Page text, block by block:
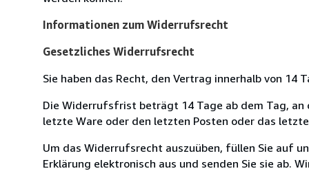
Informationen zum Widerrufsrecht
Gesetzliches Widerrufsrecht
Sie haben das Recht, den Vertrag innerhalb von 14
Die Widerrufsfrist beträgt 14 Tage ab dem Tag,
letzte Ware oder den letzten Posten oder das
Um das Widerrufsrecht auszuüben, füllen Sie auf
Erklärung elektronisch aus und senden Sie sie ab.